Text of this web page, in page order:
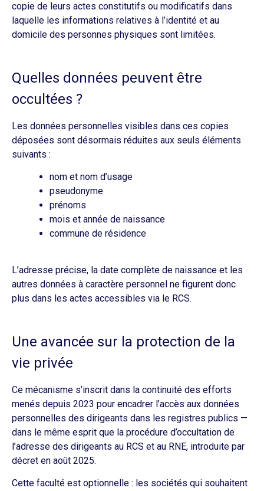
copie de leurs actes constitutifs ou modificatifs dans
laquelle les informations relatives à l’identité et au
domicile des personnes physiques sont limitées.
Quelles données peuvent être
occultées ?
Les données personnelles visibles dans ces copies
déposées sont désormais réduites aux seuls éléments
suivants :
nom et nom d’usage
pseudonyme
prénoms
mois et année de naissance
commune de résidence
L’adresse précise, la date complète de naissance et les
autres données à caractère personnel ne figurent donc
plus dans les actes accessibles via le RCS.
Une avancée sur la protection de la
vie privée
Ce mécanisme s’inscrit dans la continuité des efforts
menés depuis 2023 pour encadrer l’accès aux données
personnelles des dirigeants dans les registres publics —
dans le même esprit que la procédure d’occultation de
l’adresse des dirigeants au RCS et au RNE, introduite par
décret en août 2025.
Cette faculté est optionnelle : les sociétés qui souhaitent